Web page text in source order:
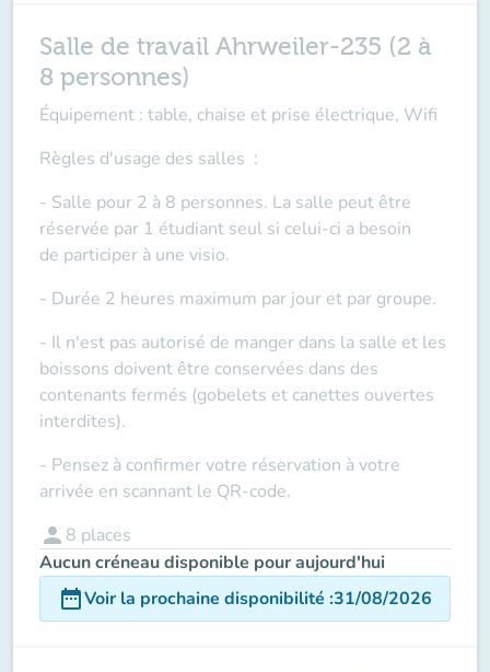
Salle de travail Ahrweiler-235 (2 à
8 personnes)
Équipement : table, chaise et prise électrique, Wifi
Règles d'usage des salles :
- Salle pour 2 à 8 personnes. La salle peut être
réservée par 1 étudiant seul si celui-ci a besoin
de participer à une visio.
- Durée 2 heures maximum par jour et par groupe.
- Il n'est pas autorisé de manger dans la salle et les
boissons doivent être conservées dans des
contenants fermés (gobelets et canettes ouvertes
interdites).
- Pensez à confirmer votre réservation à votre
arrivée en scannant le QR-code.
person 8 places
Aucun créneau disponible pour aujourd'hui
date_rangeVoir la prochaine disponibilité :31/08/2026